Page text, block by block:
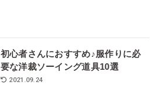
初心者さんにおすすめ♪服作りに必
要な洋裁ソーイング道具10選
2021.09.24